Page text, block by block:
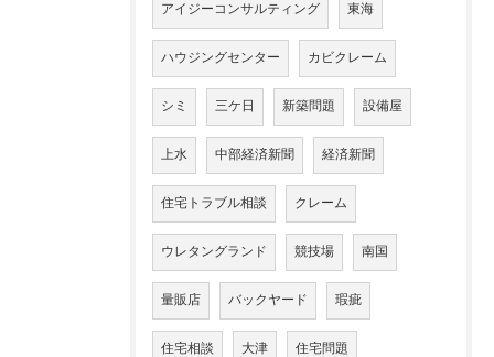
アイジーコンサルティング 東海
ハウジングセンター カビクレーム
シミ 三ケ日 新築問題 設備屋
上水 中部経済新聞 経済新聞
住宅トラブル相談 クレーム
ウレタングランド 競技場 南国
量販店 バックヤード 瑕疵
住宅相談 大津 住宅問題